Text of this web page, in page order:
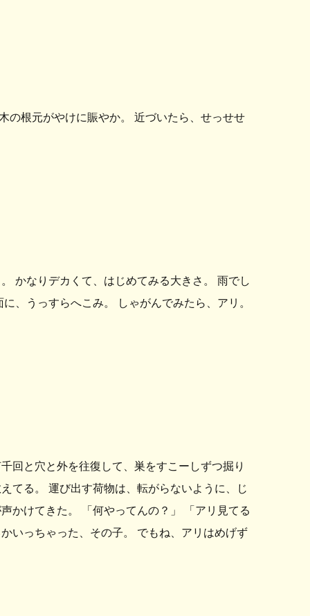
の根元がやけに賑やか。 近づいたら、せっせせ
かなりデカくて、はじめてみる大きさ。 雨でし
、うっすらへこみ。 しゃがんでみたら、アリ。
回と穴と外を往復して、巣をすこーしずつ掘り
てる。 運び出す荷物は、転がらないように、じ
かけてきた。 「何やってんの？」 「アリ見てる
いっちゃった、その子。 でもね、アリはめげず